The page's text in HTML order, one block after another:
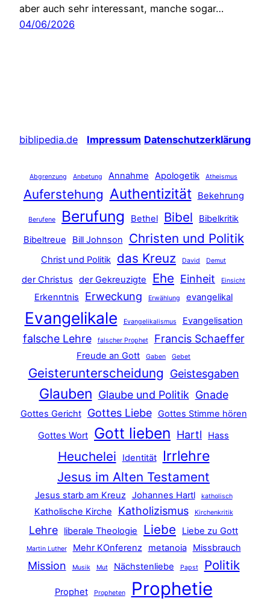
aber auch sehr interessant, manche sogar…
04/06/2026
biblipedia.de Impressum Datenschutzerklärung
Abgrenzung Anbetung Annahme Apologetik Atheismus
Auferstehung Authentizität Bekehrung
Berufene Berufung Bethel Bibel
Bibelkritik
Bibeltreue
Bill Johnson Christen und Politik
Christ und Politik das Kreuz David Demut
der Christus der Gekreuzigte Ehe Einheit Einsicht
Erkenntnis Erweckung Erwählung evangelikal
Evangelikale Evangelikalismus Evangelisation
falsche Lehre falscher Prophet Francis Schaeffer
Freude an Gott Gaben Gebet
Geisterunterscheidung Geistesgaben
Glauben Glaube und Politik Gnade
Gottes Gericht Gottes Liebe Gottes Stimme hören
Gottes Wort
Gott lieben Hartl Hass
Heuchelei Identität Irrlehre
Jesus im Alten Testament
Jesus starb am Kreuz Johannes Hartl katholisch
Katholische Kirche Katholizismus Kirchenkritik
Lehre liberale Theologie Liebe Liebe zu Gott
Martin Luther Mehr KOnferenz metanoia Missbrauch
Mission Musik Mut Nächstenliebe Papst Politik
Prophet Propheten Prophetie